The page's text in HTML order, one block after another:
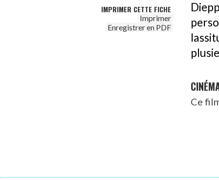
IMPRIMER CETTE FICHE
Imprimer
Enregistrer en PDF
Ce